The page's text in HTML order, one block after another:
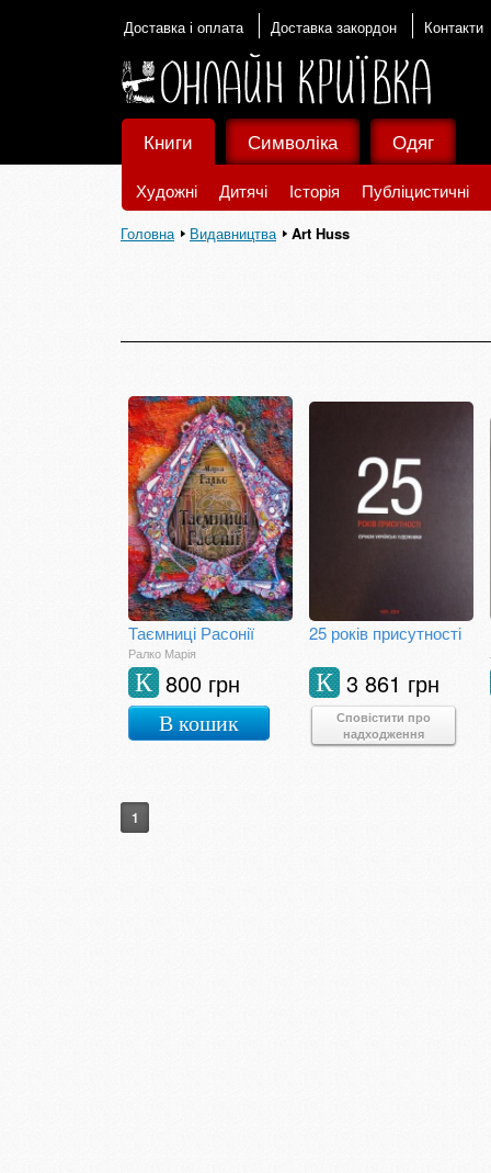
Доставка і оплата Доставка закордон Контакти
Книги
Художні Дитячі Історія Публіцистичні
Символіка Одяг
Головна Видавництва Art Huss
Таємниці Расонії
Ралко Марія
800 грн
К
В кошик
25 років присутності
3 861 грн
К
Сповістити про
надходження
1